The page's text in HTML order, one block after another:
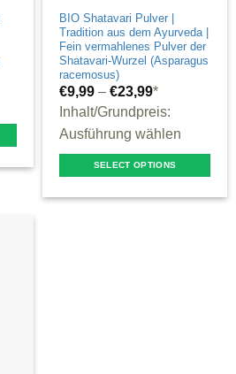
BIO Shatavari Pulver |
Tradition aus dem Ayurveda |
Fein vermahlenes Pulver der
Shatavari-Wurzel (Asparagus
racemosus)
€9,99 –€23,99*
Inhalt/Grundpreis:
Ausführung wählen
SELECT OPTIONS